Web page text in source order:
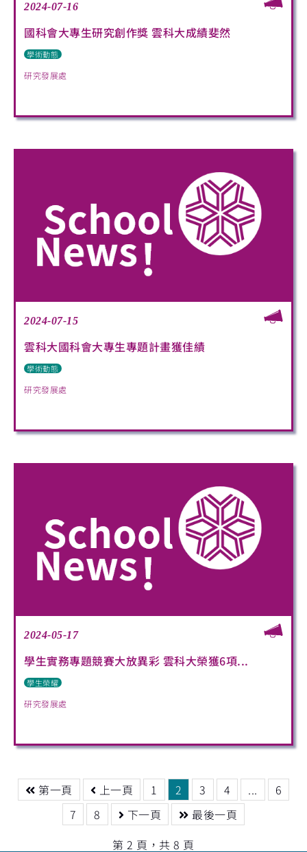
2024-07-16
國科會大專生研究創作獎 雲科大成績斐然
學術動態
研究發展處
2024-07-15
雲科大國科會大專生專題計畫獲佳績
學術動態
研究發展處
2024-05-17
學生實務專題競賽大放異彩 雲科大榮獲6項...
學生榮耀
研究發展處
第一頁 上一頁 1 2 3 4 ...
6
7
8 下一頁
最後一頁
第 2 頁，共 8 頁